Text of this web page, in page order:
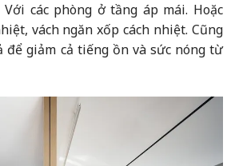
các phòng ở tầng áp mái. Hoặc
vách ngăn xốp cách nhiệt. Cũng
để giảm cả tiếng ồn và sức nóng từ